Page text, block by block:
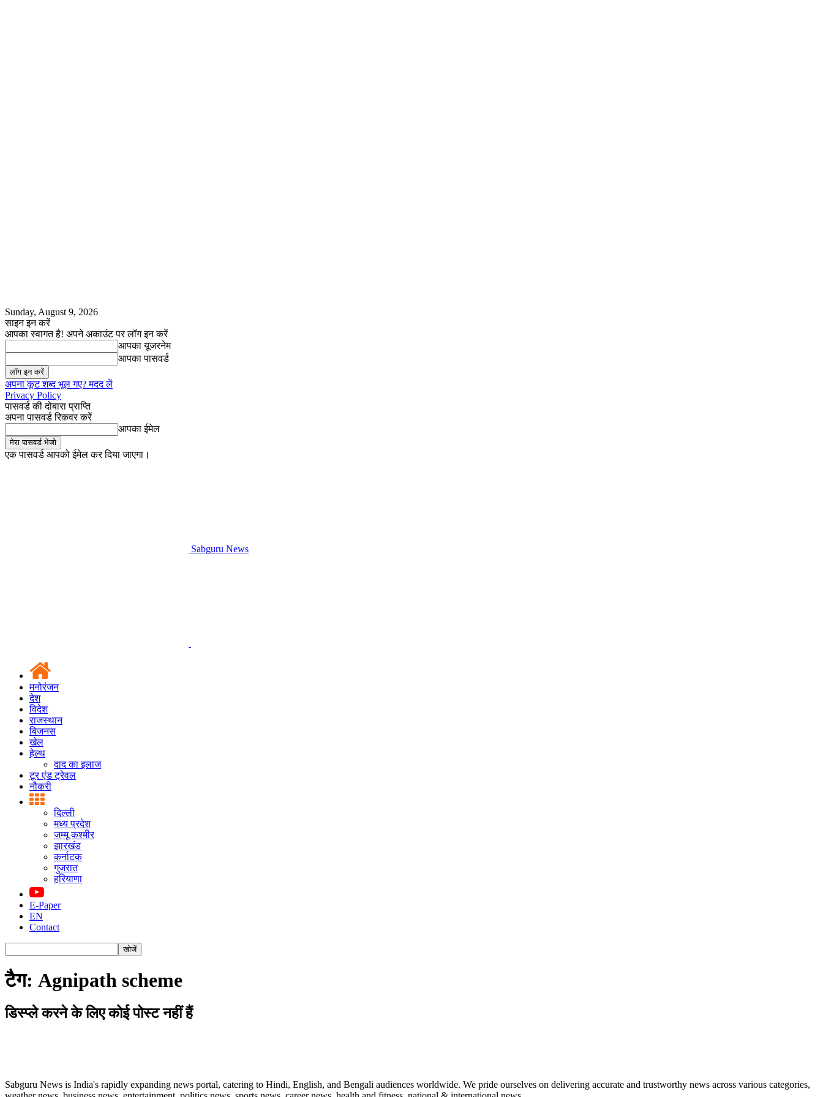
Sunday, August 9, 2026
साइन इन करें
आपका स्वागत है! अपने अकाउंट पर लॉग इन करें
आपका यूजरनेम
आपका पासवर्ड
अपना कूट शब्द भूल गए? मदद लें
Privacy Policy
पासवर्ड की दोबारा प्राप्ति
अपना पासवर्ड रिकवर करें
आपका ईमेल
एक पासवर्ड आपको ईमेल कर दिया जाएगा।
Sabguru News
मनोरंजन
देश
विदेश
राजस्थान
बिजनस
खेल
हेल्थ
दाद का इलाज
टूर एंड ट्रेवल
नौकरी
दिल्ली
मध्य प्रदेश
जम्मू कश्मीर
झारखंड
कर्नाटक
गुजरात
हरियाणा
E-Paper
EN
Contact
टैग: Agnipath scheme
डिस्प्ले करने के लिए कोई पोस्ट नहीं हैं
Sabguru News is India's rapidly expanding news portal, catering to Hindi, English, and Bengali audiences worldwide. We pride ourselves on delivering accurate and trustworthy news across various categories,